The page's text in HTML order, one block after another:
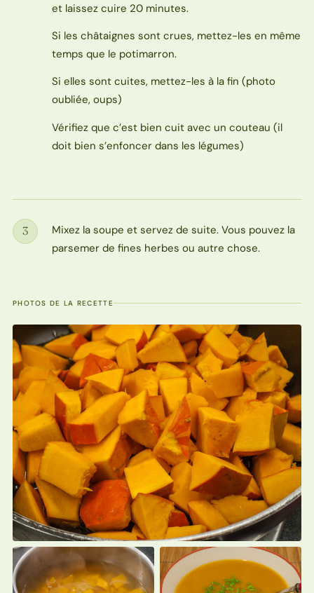
et laissez cuire 20 minutes.
Si les châtaignes sont crues, mettez-les en même
temps que le potimarron.
Si elles sont cuites, mettez-les à la fin (photo
oubliée, oups)
Vérifiez que c’est bien cuit avec un couteau (il
doit bien s’enfoncer dans les légumes)
Étape
3
Mixez la soupe et servez de suite. Vous pouvez la
parsemer de fines herbes ou autre chose.
PHOTOS DE LA RECETTE